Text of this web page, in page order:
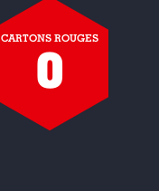
CARTONS ROUGES
0